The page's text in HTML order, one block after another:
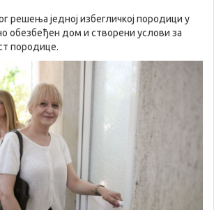
решења једној избегличкој породици у
обезбеђен дом и створени услови за
породице.